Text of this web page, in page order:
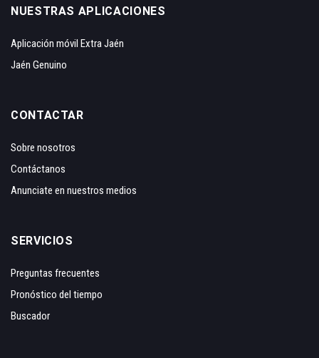
NUESTRAS APLICACIONES
Aplicación móvil Extra Jaén
Jaén Genuino
CONTACTAR
Sobre nosotros
Contáctanos
Anunciate en nuestros medios
SERVICIOS
Preguntas frecuentes
Pronóstico del tiempo
Buscador